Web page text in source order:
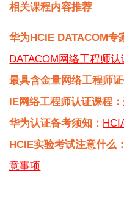
相关课程内容推荐
华为HCIE DATACOM专
DATACOM网络工程师认
最具含金量网络工程师证
IE网络工程师认证课程：
华为认证备考须知：
HCIE实验考试注意什么：
意事项